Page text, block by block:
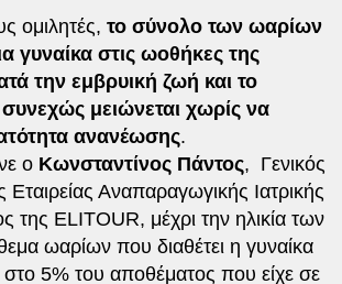
ομιλητές, το σύνολο των ωαρίων
γυναίκα στις ωοθήκες της
την εμβρυική ζωή και το
μειώνεται χωρίς να
ανανέωσης.
ο Κωνσταντίνος Πάντος, Γενικός
Εταιρείας Αναπαραγωγικής Ιατρικής
της ELITOUR, μέχρι την ηλικία των
ωαρίων που διαθέτει η γυναίκα
στο 5% του αποθέματος που είχε σε